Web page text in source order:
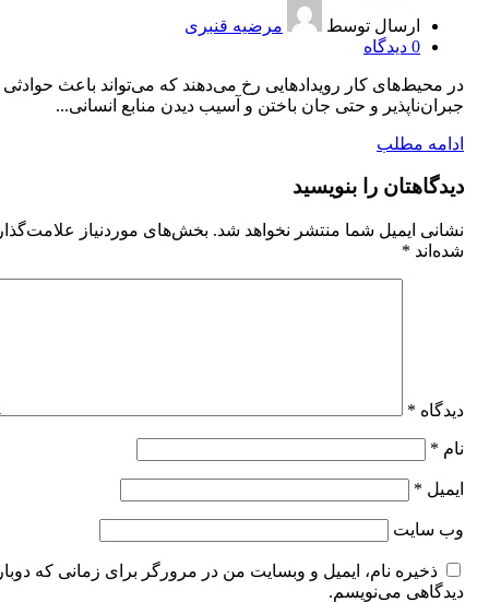
ارسال توسط
مرضیه قنبری
0 دیدگاه
در محیط‌های کار رویدادهایی رخ می‌دهند که می‌تواند باعث حوادثی
جبران‌ناپذیر و حتی جان باختن و آسیب دیدن منابع انسانی...
ادامه مطلب
دیدگاهتان را بنویسید
نشانی ایمیل شما منتشر نخواهد شد. بخش‌های موردنیاز
شده‌اند *
دیدگاه *
نام *
ایمیل *
وب‌ سایت
ذخیره نام، ایمیل و وبسایت من در مرورگر برای زمانی که
دیدگاهی می‌نویسم.